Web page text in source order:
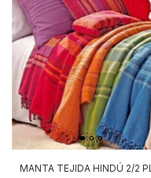
MANTA TEJIDA HINDÚ 2/2 PL